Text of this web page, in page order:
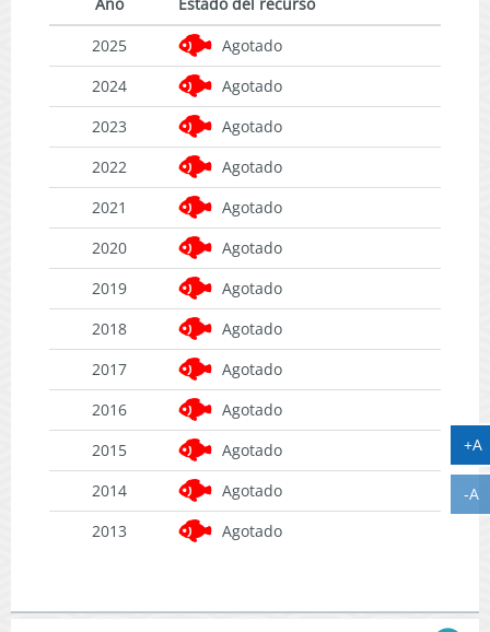
Año
Estado del recurso
2025
Agotado
2024
Agotado
2023
Agotado
2022
Agotado
2021
Agotado
2020
Agotado
2019
Agotado
2018
Agotado
2017
Agotado
2016
Agotado
2015
Agotado
2014
Agotado
2013
Agotado
+A
-A